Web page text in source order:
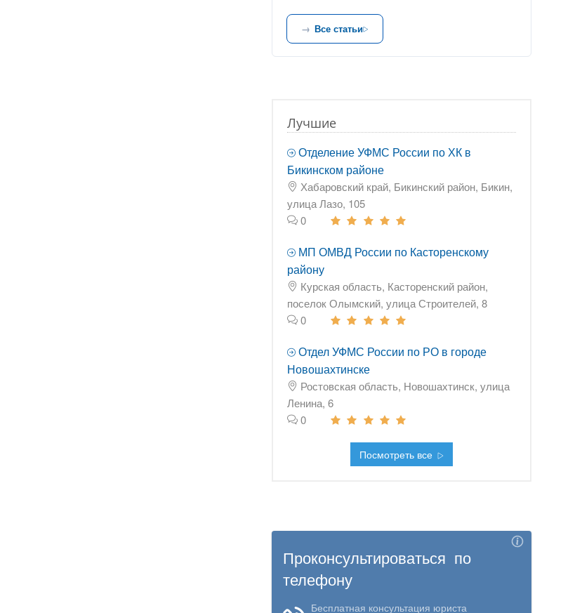
Все статьи
Лучшие
Отделение УФМС России по ХК в
Бикинском районе
Хабаровский край, Бикинский район, Бикин,
улица Лазо, 105
0
МП ОМВД России по Касторенскому
району
Курская область, Касторенский район,
поселок Олымский, улица Строителей, 8
0
Отдел УФМС России по РО в городе
Новошахтинске
Ростовская область, Новошахтинск, улица
Ленина, 6
0
Посмотреть все